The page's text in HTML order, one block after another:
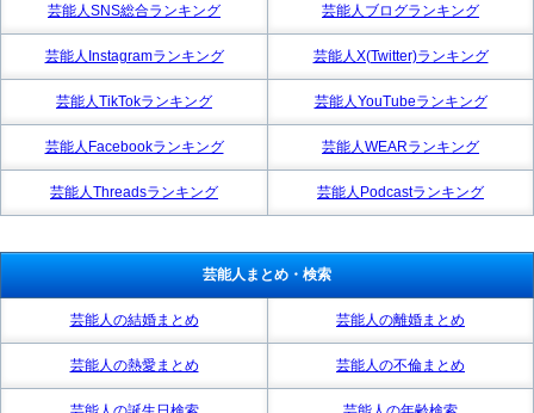
芸能人SNS総合ランキング 芸能人ブログランキング
芸能人Instagramランキング 芸能人X(Twitter)ランキング
芸能人TikTokランキング 芸能人YouTubeランキング
芸能人Facebookランキング 芸能人WEARランキング
芸能人Threadsランキング 芸能人Podcastランキング
芸能人まとめ・検索
芸能人の結婚まとめ 芸能人の離婚まとめ
芸能人の熱愛まとめ 芸能人の不倫まとめ